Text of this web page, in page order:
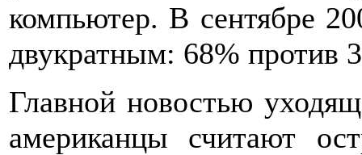
компьютер. В сентябре
двукратным: 68% против
Главной новостью
американцы считают